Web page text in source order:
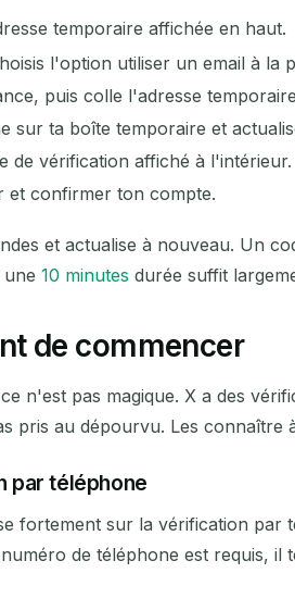
temporaire affichée en haut.
l'option utiliser un email à la
puis colle l'adresse
sur ta boîte temporaire et
de vérification affiché à l'intérieur.
et confirmer ton compte.
et actualise à nouveau. Un
10 minutes durée suffit
de commencer
n'est pas magique. X a des
pris au dépourvu. Les
par téléphone
fortement sur la vérification
de téléphone est requis,